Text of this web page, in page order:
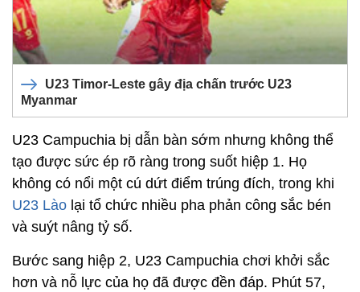
U23 Timor-Leste gây địa chấn trước U23
Myanmar
U23 Campuchia bị dẫn bàn sớm nhưng không thể
tạo được sức ép rõ ràng trong suốt hiệp 1. Họ
không có nổi một cú dứt điểm trúng đích, trong khi
U23 Lào lại tổ chức nhiều pha phản công sắc bén
và suýt nâng tỷ số.
Bước sang hiệp 2, U23 Campuchia chơi khởi sắc
hơn và nỗ lực của họ đã được đền đáp. Phút 57,